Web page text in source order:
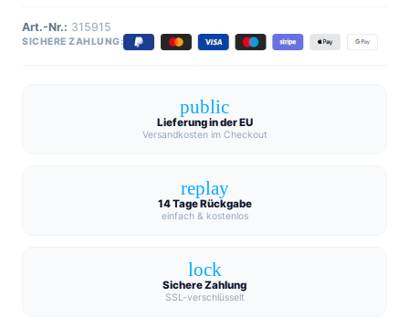
Art.-Nr.: 315915
SICHERE ZAHLUNG:
public
Lieferung in der EU
Versandkosten im Checkout
replay
14 Tage Rückgabe
einfach & kostenlos
lock
Sichere Zahlung
SSL-verschlüsselt